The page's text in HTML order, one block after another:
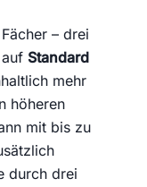
– drei
Standard
mehr
höheren
mit bis zu
durch drei